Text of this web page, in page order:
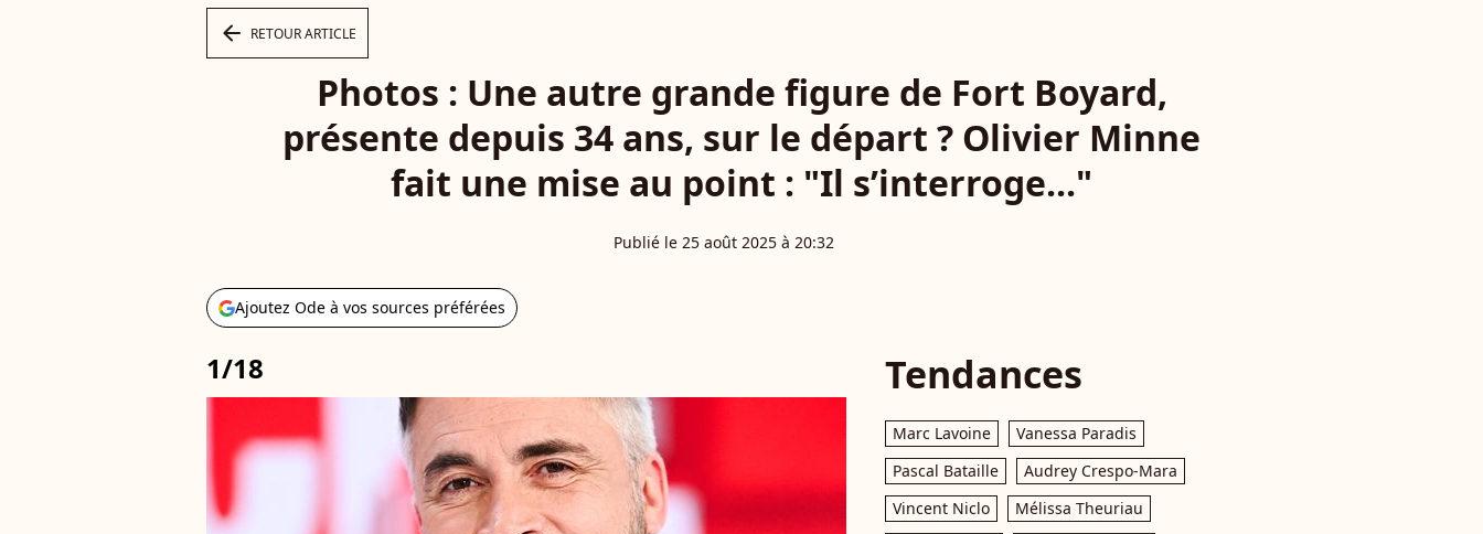
arrow_left RETOUR ARTICLE
Photos : Une autre grande figure de Fort Boyard,
présente depuis 34 ans, sur le départ ? Olivier Minne
fait une mise au point : "Il s’interroge..."
Publié le 25 août 2025 à 20:32
Ajoutez Ode à vos sources préférées
1/18 Tendances
Marc Lavoine
Vanessa Paradis
Pascal Bataille
Audrey Crespo-Mara
Vincent Niclo
Mélissa Theuriau